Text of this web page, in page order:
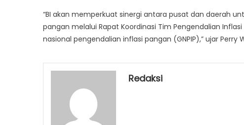
“BI akan memperkuat sinergi antara pusat dan daerah
pangan melalui Rapat Koordinasi Tim Pengendalian
nasional pengendalian inflasi pangan (GNPIP),” ujar Perry
Redaksi